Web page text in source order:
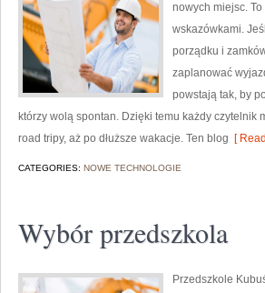
nowych miejsc.
wskazówkami.
porządku i
zaplanować
powstają tak, by
którzy wolą spontan. Dzięki temu każdy
road tripy, aż po dłuższe wakacje. Ten blog [
CATEGORIES: NOWE TECHNOLOGIE
Wybór przedszkola
Przedszkole